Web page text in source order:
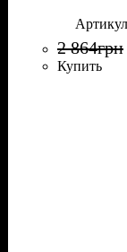
2 864грн
Купить